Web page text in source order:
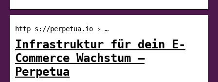
http s://perpetua.io › …
Infrastruktur für dein E-
Commerce Wachstum –
Perpetua